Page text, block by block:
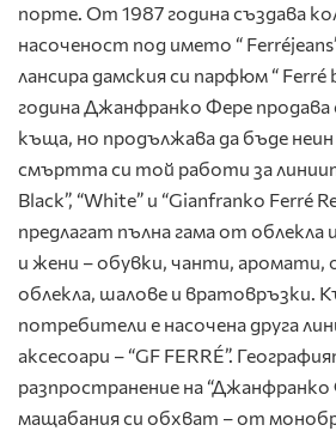
порте. От 1987 година създава
насоченост под името “
лансира дамския си парфюм “ Ferré
година Джанфранко Фере
къща, но продължава да бъде неин
смъртта си той работи за
Black”, “White” и “Gianfranko Ferré
предлагат пълна гама от облекла
и жени – обувки, чанти, аромати,
облекла, шалове и вратовръзки.
потребители е насочена друга
аксесоари – “GF FERRÉ”.
разпространение на “Джанфранко
мащабания си обхват – от